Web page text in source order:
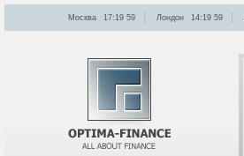
Москва 17:19 59 Лондон 14:19 59